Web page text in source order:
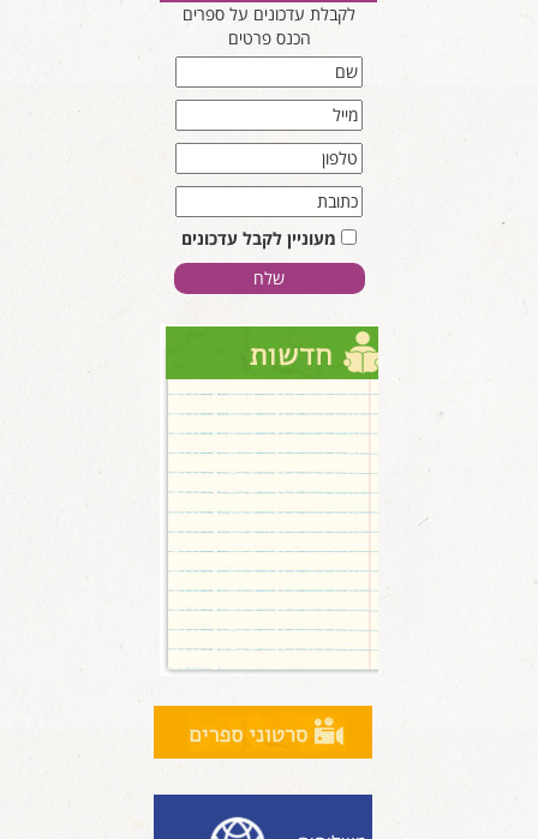
לקבלת עדכונים על ספרים
הכנס פרטים
מעוניין לקבל עדכונים